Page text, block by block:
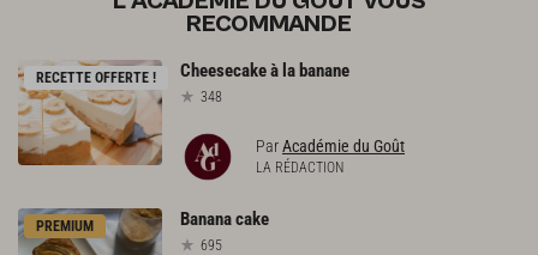
RECOMMANDE
RECETTE OFFERTE ! Cheesecakeà la banane
348
ParAcadémie du Goût
LA RÉDACTION
PREMIUM Bananacake
695